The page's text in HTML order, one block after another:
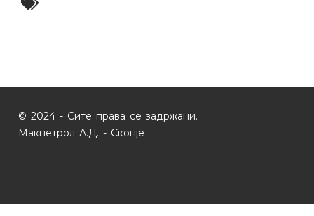
© 2024 - Сите права се задржани.
Макпетрол А.Д. - Скопје